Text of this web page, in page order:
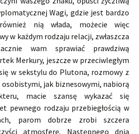
Wagi, gdzie jest bardzo
nią włada, możecie więc
w każdym rodzaju relacji, zwłaszcza
wam sprawiać prawdziwą
Merkury, jeszcze w przeciwległym
w sekstylu do Plutona, rozmowy z
jak biznesowymi, nabiorą
macie szansę wykazać się
pewnego rodzaju przebiegłością w
parom dobrze zrobi szczera
atmosferę. Następnego dnia